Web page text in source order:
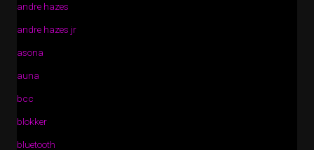
andre hazes
andre hazes jr
asona
auna
bcc
blokker
bluetooth